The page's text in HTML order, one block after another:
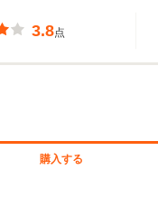
3.8点
購入する